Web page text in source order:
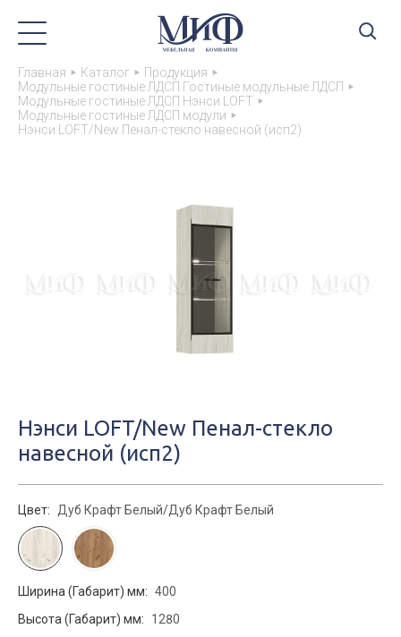
Главная Каталог
Продукция
Модульные гостиные ЛДСП Гостиные модульные ЛДСП
Модульные гостиные ЛДСП Нэнси LOFT
Модульные гостиные ЛДСП модули
Нэнси LOFT/New Пенал-стекло навесной (исп2)
Нэнси LOFT/New Пенал-стекло
навесной (исп2)
Цвет: Дуб Крафт Белый/Дуб Крафт Белый
Ширина (Габарит) мм: 400
Высота (Габарит) мм:
1280